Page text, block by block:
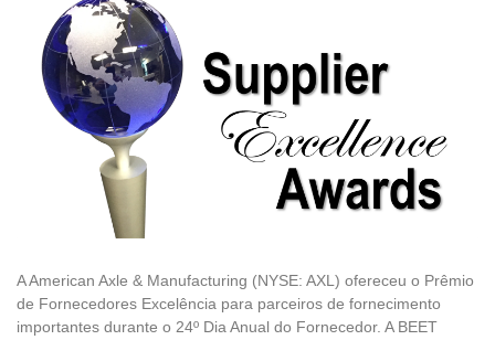
A American Axle & Manufacturing (NYSE: AXL) ofereceu o Prêmio
de Fornecedores Excelência para parceiros de fornecimento
importantes durante o 24º Dia Anual do Fornecedor. A BEET